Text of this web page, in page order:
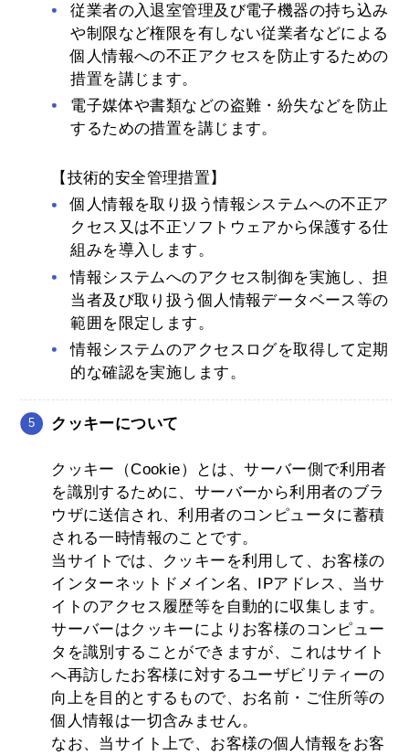
従業者の入退室管理及び電子機器の持ち込み
や制限など権限を有しない従業者などによる
個人情報への不正アクセスを防止するための
措置を講じます。
電子媒体や書類などの盗難・紛失などを防止
するための措置を講じます。
【技術的安全管理措置】
個人情報を取り扱う情報システムへの不正ア
クセス又は不正ソフトウェアから保護する仕
組みを導入します。
情報システムへのアクセス制御を実施し、担
当者及び取り扱う個人情報データベース等の
範囲を限定します。
情報システムのアクセスログを取得して定期
的な確認を実施します。
クッキーについて
クッキー（Cookie）とは、サーバー側で利用者
を識別するために、サーバーから利用者のブラ
ウザに送信され、利用者のコンピュータに蓄積
される一時情報のことです。
当サイトでは、クッキーを利用して、お客様の
インターネットドメイン名、IPアドレス、当サ
イトのアクセス履歴等を自動的に収集します。
サーバーはクッキーによりお客様のコンピュー
タを識別することができますが、これはサイト
へ再訪したお客様に対するユーザビリティーの
向上を目的とするもので、お名前・ご住所等の
個人情報は一切含みません。
なお、当サイト上で、お客様の個人情報をお客